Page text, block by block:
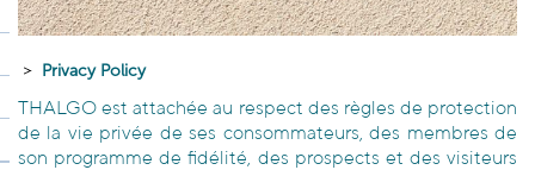
Privacy Policy
THALGO est attachée au respect des règles de protection
de la vie privée de ses consommateurs, des membres de
son programme de fidélité, des prospects et des visiteurs